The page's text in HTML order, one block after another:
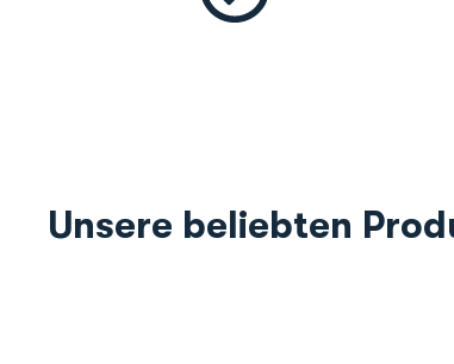
Unsere beliebten